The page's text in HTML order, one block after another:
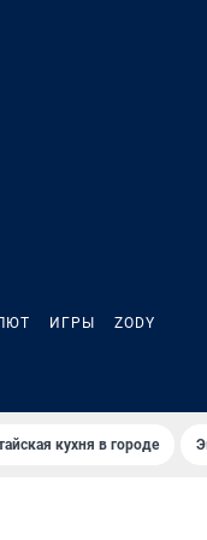
ИГРЫ ZODY
кухня в городе